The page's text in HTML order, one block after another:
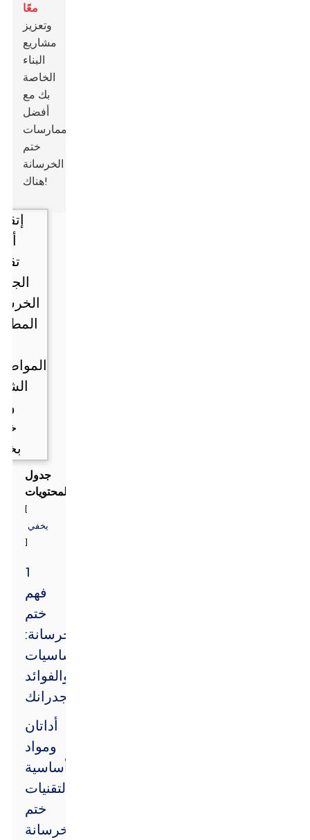
معًا
وتعزيز
مشاريع
البناء
الخاصة
بك مع
أفضل
ممارسات
ختم
الخرسانة
هناك!
جدول
المحتويات
[
يخفي
]
1
فهم
ختم
الخرسانة:
الأساسيات
والفوائد
لجدرانك
أداتان
ومواد
أساسية
لتقنيات
ختم
الخرسانة